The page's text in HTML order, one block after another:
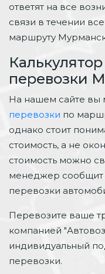
ответят на все
связи в течении
маршруту
перевозки
На нашем сайте вы
перевозки по
однако стоит
стоимость, а не
стоимость можно
менеджер сообщит
перевозки
Перевозите ваше
компанией
индивидуальный
перевозки.